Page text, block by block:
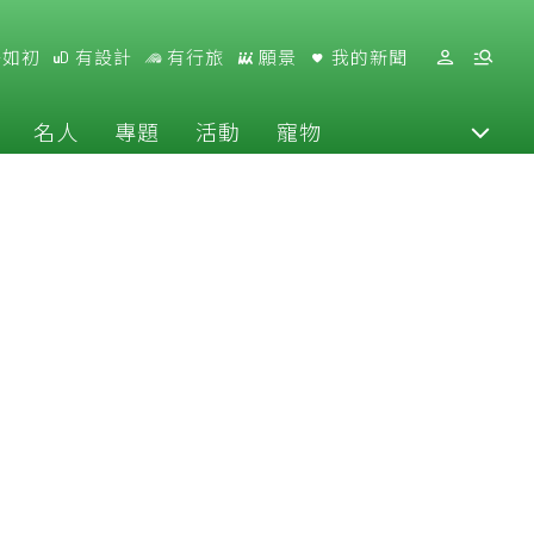
初 有設計 有行旅 願景 我的新聞
名人 專題 活動 寵物